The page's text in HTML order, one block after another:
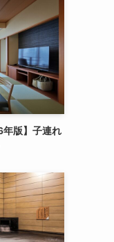
年版】子連れ